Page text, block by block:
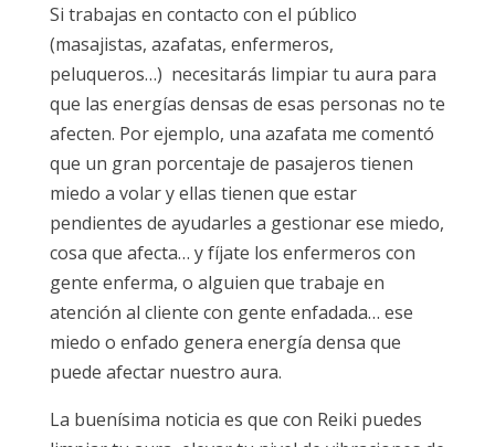
Si trabajas en contacto con el público
(masajistas, azafatas, enfermeros,
peluqueros…) necesitarás limpiar tu aura para
que las energías densas de esas personas no te
afecten. Por ejemplo, una azafata me comentó
que un gran porcentaje de pasajeros tienen
miedo a volar y ellas tienen que estar
pendientes de ayudarles a gestionar ese miedo,
cosa que afecta… y fíjate los enfermeros con
gente enferma, o alguien que trabaje en
atención al cliente con gente enfadada… ese
miedo o enfado genera energía densa que
puede afectar nuestro aura.
La buenísima noticia es que con Reiki puedes